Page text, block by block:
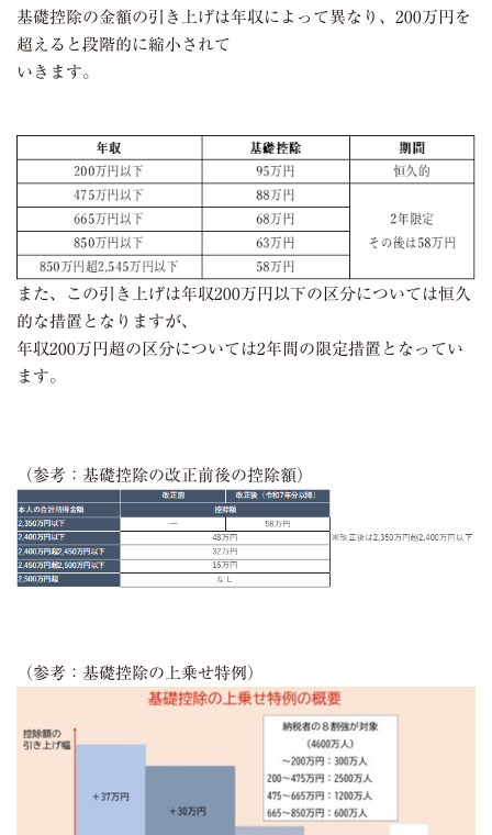
基礎控除の金額の引き上げは年収によって異なり、200万円を
超えると段階的に縮小されて
いきます。
また、この引き上げは年収200万円以下の区分については恒久
的な措置となりますが、
年収200万円超の区分については2年間の限定措置となってい
ます。
（参考：基礎控除の改正前後の控除額）
（参考：基礎控除の上乗せ特例）